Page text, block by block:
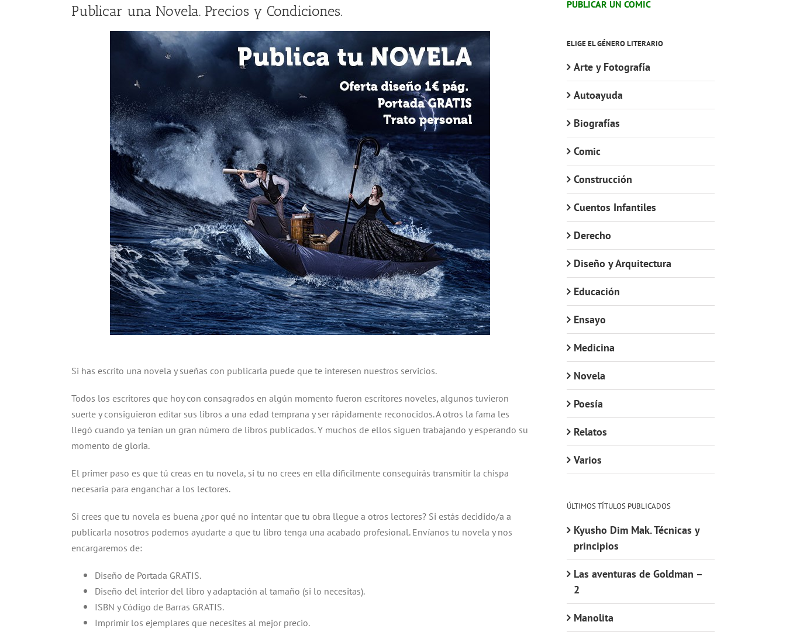
Publicar una Novela. Precios y Condiciones.
Si has escrito una novela y sueñas con publicarla puede que te interesen nuestros servicios.
Todos los escritores que hoy con consagrados en algún momento fueron escritores noveles, algunos tuvieron
suerte y consiguieron editar sus libros a una edad temprana y ser rápidamente reconocidos. A otros la fama les
llegó cuando ya tenían un gran número de libros publicados. Y muchos de ellos siguen trabajando y esperando su
momento de gloria.
El primer paso es que tú creas en tu novela, si tu no crees en ella dificilmente conseguirás transmitir la chispa
necesaria para enganchar a los lectores.
Si crees que tu novela es buena ¿por qué no intentar que tu obra llegue a otros lectores? Si estás decidido/a a
publicarla nosotros podemos ayudarte a que tu libro tenga una acabado profesional. Envíanos tu novela y nos
encargaremos de:
Diseño de Portada GRATIS.
Diseño del interior del libro y adaptación al tamaño (si lo necesitas).
ISBN y Código de Barras GRATIS.
Imprimir los ejemplares que necesites al mejor precio.
PUBLICAR UN COMIC
ELIGE EL GÉNERO LITERARIO
Arte y Fotografía
Autoayuda
Biografías
Comic
Construcción
Cuentos Infantiles
Derecho
Diseño y Arquitectura
Educación
Ensayo
Medicina
Novela
Poesía
Relatos
Varios
ÚLTIMOS TÍTULOS PUBLICADOS
Kyusho Dim Mak. Técnicas y
principios
Las aventuras de Goldman –
2
Manolita